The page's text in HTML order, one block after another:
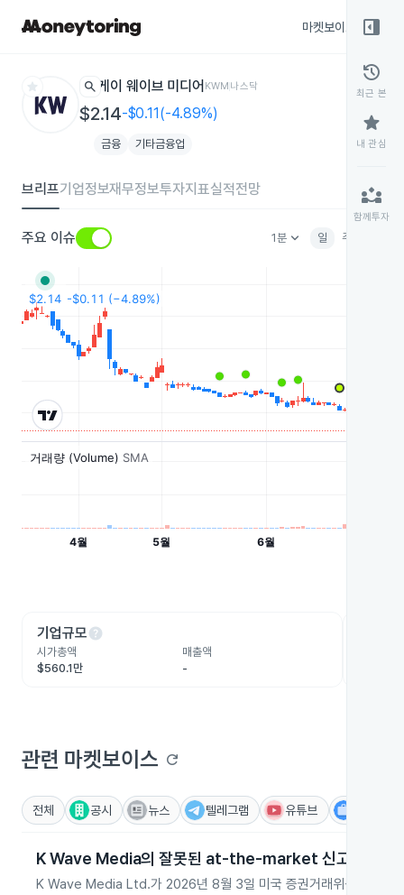
마켓보이스
star search 케이 웨이브 미디어 KWM나스닥
$2.14-$0.11(-4.89%)
금융 기타금융업
브리프기업정보재무정보투자지표실적전망
주요 이슈 1분keyboard_arrow_down 일 주
기업규모help
시가총액
$560.1만
매출액
-
관련 마켓보이스 refresh
전체 공시 뉴스 텔레그램 유튜브
K Wave Media의 잘못된 at-the-market 신고 통지
K Wave Media Ltd.가 2026년 8월 3일 미국 증권거래위원회에
right_panel_open
history
최근 본
star
내 관심
partner_exchange
함께투자